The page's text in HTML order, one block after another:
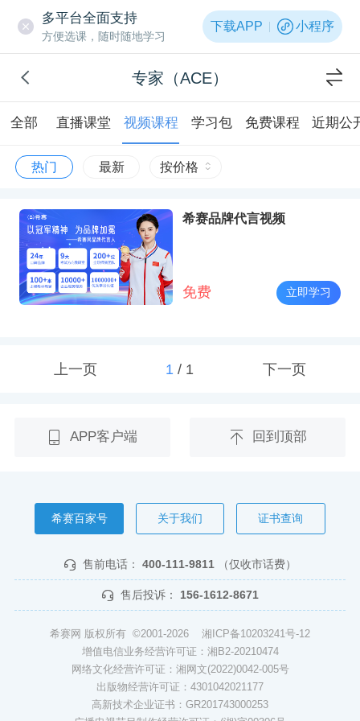
多平台全面支持
方便选课，随时随地学习
下载APP 小程序
专家（ACE）
全部 直播课堂 视频课程 学习包 免费课程 近期公
热门 最新 按价格
希赛品牌代言视频
免费 立即学习
上一页 1/ 1 下一页
APP客户端 回到顶部
希赛百家号 关于我们 证书查询
售前电话： 400-111-9811 （仅收市话费）
售后投诉： 156-1612-8671
希赛网 版权所有 ©2001-2026 湘ICP备10203241号-12
增值电信业务经营许可证：湘B2-20210474
网络文化经营许可证：湘网文(2022)0042-005号
出版物经营许可证：4301042021177
高新技术企业证书：GR201743000253